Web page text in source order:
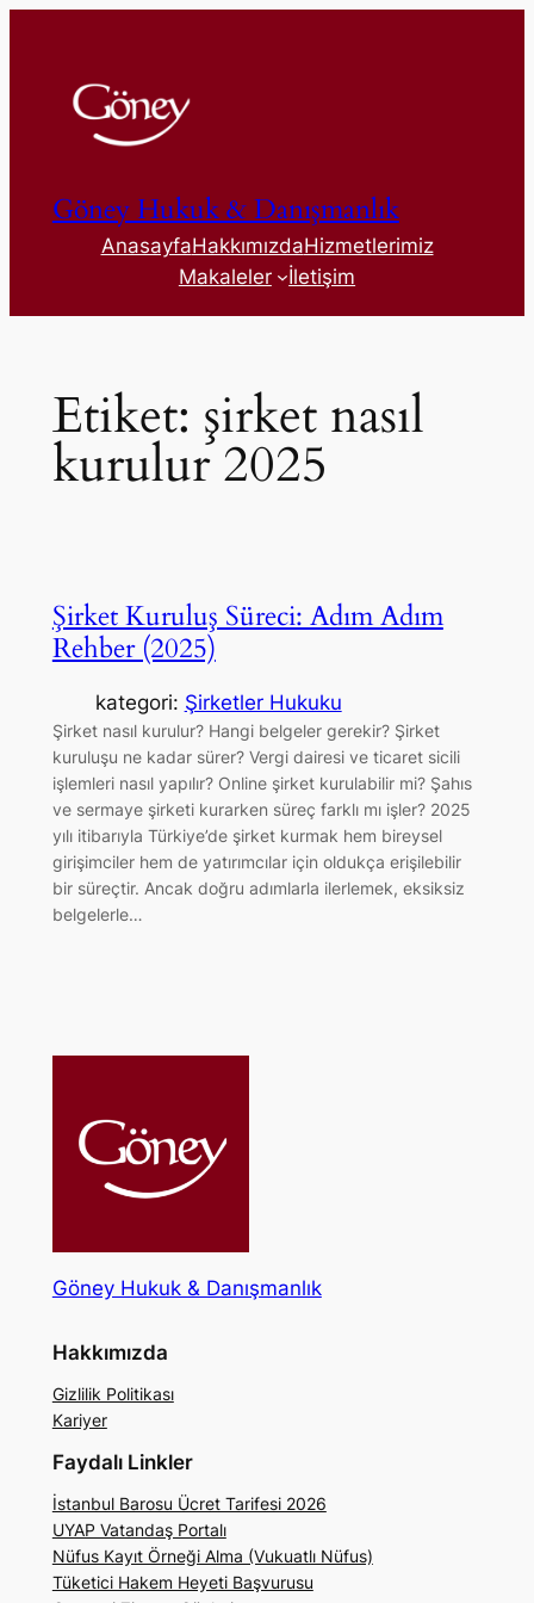
Göney Hukuk & Danışmanlık
AnasayfaHakkımızdaHizmetlerimiz
Makaleler
İletişim
Etiket: şirket nasıl
kurulur 2025
Şirket Kuruluş Süreci: Adım Adım
Rehber (2025)
kategori: Şirketler Hukuku
Şirket nasıl kurulur? Hangi belgeler gerekir? Şirket
kuruluşu ne kadar sürer? Vergi dairesi ve ticaret sicili
işlemleri nasıl yapılır? Online şirket kurulabilir mi? Şahıs
ve sermaye şirketi kurarken süreç farklı mı işler? 2025
yılı itibarıyla Türkiye’de şirket kurmak hem bireysel
girişimciler hem de yatırımcılar için oldukça erişilebilir
bir süreçtir. Ancak doğru adımlarla ilerlemek, eksiksiz
belgelerle…
Göney Hukuk & Danışmanlık
Hakkımızda
Gizlilik Politikası
Kariyer
Faydalı Linkler
İstanbul Barosu Ücret Tarifesi 2026
UYAP Vatandaş Portalı
Nüfus Kayıt Örneği Alma (Vukuatlı Nüfus)
Tüketici Hakem Heyeti Başvurusu